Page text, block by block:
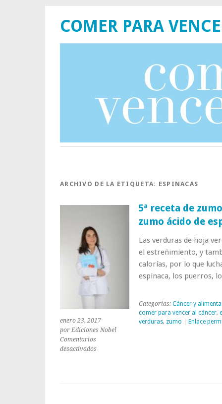
COMER PARA
ARCHIVO DE LA ETIQUETA: ESPINACAS
enero 23, 2017
por Ediciones Nobel
Comentarios
desactivadosen
zumos
5ª receta de
zumo ácido de
Las verduras de hoja
el estreñimiento, y
calorías, por lo que
espinaca, los puerros,
Categorías: Cáncer y
comer para vencer al cáncer,
verduras, zumo Enlace